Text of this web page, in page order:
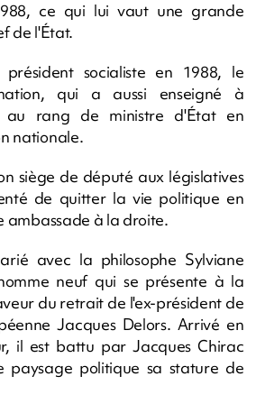
ce qui lui vaut une grande
de l'État.
socialiste en 1988, le
qui a aussi enseigné à
au rang de ministre d'État en
nationale.
siège de député aux législatives
de quitter la vie politique en
ambassade à la droite.
avec la philosophe Sylviane
neuf qui se présente à la
du retrait de l'ex-président de
Jacques Delors. Arrivé en
il est battu par Jacques Chirac
paysage politique sa stature de